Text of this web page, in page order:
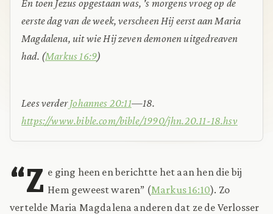
En toen Jezus opgestaan was, 's morgens vroeg op de
eerste dag van de week, verscheen Hij eerst aan Maria
Magdalena, uit wie Hij zeven demonen uitgedreaven
had. (Markus 16:9)
Lees verderJohannes 20:11—18.
https://www.bible.com/bible/1990/jhn.20.11-18.hsv
“Z e ging heen en berichtte het aan hen die bij
Hem geweest waren” (Markus 16:10). Zo
vertelde Maria Magdalena anderen dat ze de Verlosser